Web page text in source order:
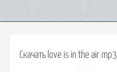
Скачать love is in the air mp3